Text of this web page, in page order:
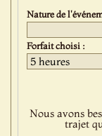
Nature de
Forfait choisi :
Nous avons
trajet